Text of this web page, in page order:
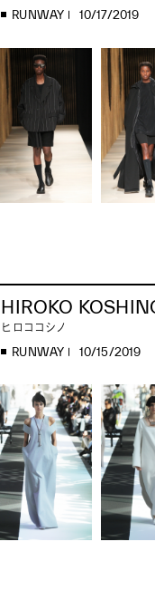
RUNWAY 10/17/2019
HIROKO
ヒロココシノ
RUNWAY 10/15/2019